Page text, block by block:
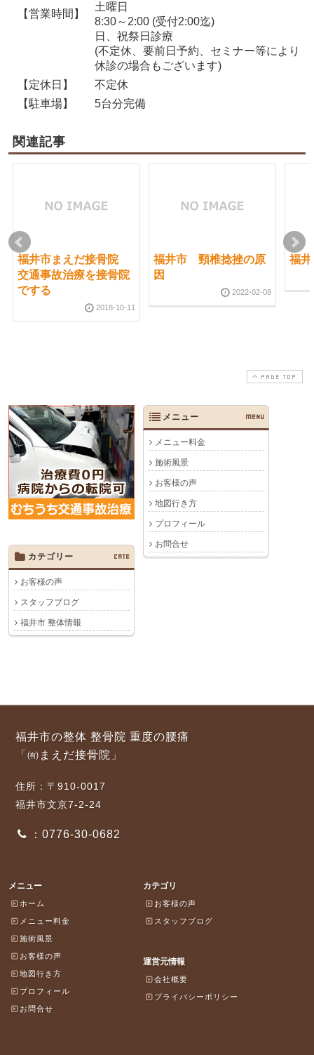
【営業時間】
土曜日
8:30～2:00 (受付2:00迄)
日、祝祭日診療
(不定休、要前日予約、セミナー等により
休診の場合もございます)
【定休日】
不定休
【駐車場】
5台分完備
関連記事
福井市まえだ接骨院
交通事故治療を接骨院
でする
2018-10-11
福井市 頸椎捻挫の原
因
2022-02-08
福
PAGE TOP
メニュー MENU
メニュー料金
施術風景
お客様の声
地図行き方
プロフィール
お問合せ
カテゴリー
CATE
お客様の声
スタッフブログ
福井市 整体情報
福井市の整体 整骨院 重度の腰痛
「㈲まえだ接骨院」
住所：〒910-0017
福井市文京7-2-24
：0776-30-0682
メニュー
ホーム
メニュー料金
施術風景
お客様の声
地図行き方
プロフィール
お問合せ
カテゴリ
お客様の声
スタッフブログ
運営元情報
会社概要
プライバシーポリシー